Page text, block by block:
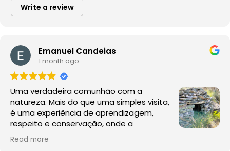
Write a review
Emanuel Candeias
1 month ago
Uma verdadeira comunhão com a
natureza. Mais do que uma simples visita,
é uma experiência de aprendizagem,
respeito e conservação, onde a
observação da fauna e da flora acontece
no seu habitat natural, sem perturbações.
Read more